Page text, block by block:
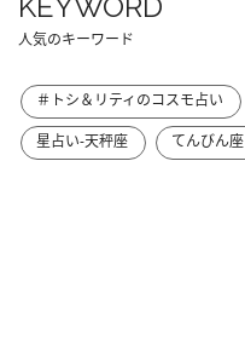
KEYWORD
人気のキーワード
＃トシ＆リティのコスモ占い
星占い-天秤座
てんびん座